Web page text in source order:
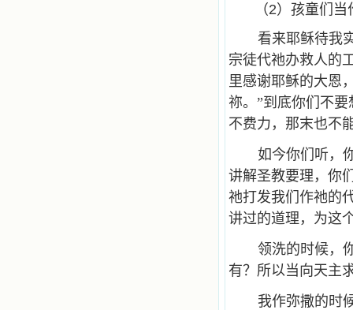
（2）孩童们
看来耶稣待我
宗徒代祂办救人的
里感谢耶稣的大恩
祢。”到底你们不
不费力，那末也不
如今你们听，
讲解圣教要理，你
祂打发我们作祂的
讲过的道理，为这
领洗的时候，
有？所以当向天主
我作弥撒的时